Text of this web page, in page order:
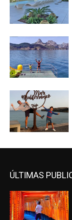
ÚLTIMAS